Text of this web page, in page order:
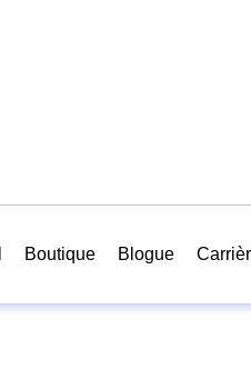
Boutique Blogue